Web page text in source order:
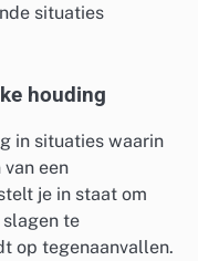
situaties
houding
in situaties waarin
een
je in staat om
te
op tegenaanvallen.